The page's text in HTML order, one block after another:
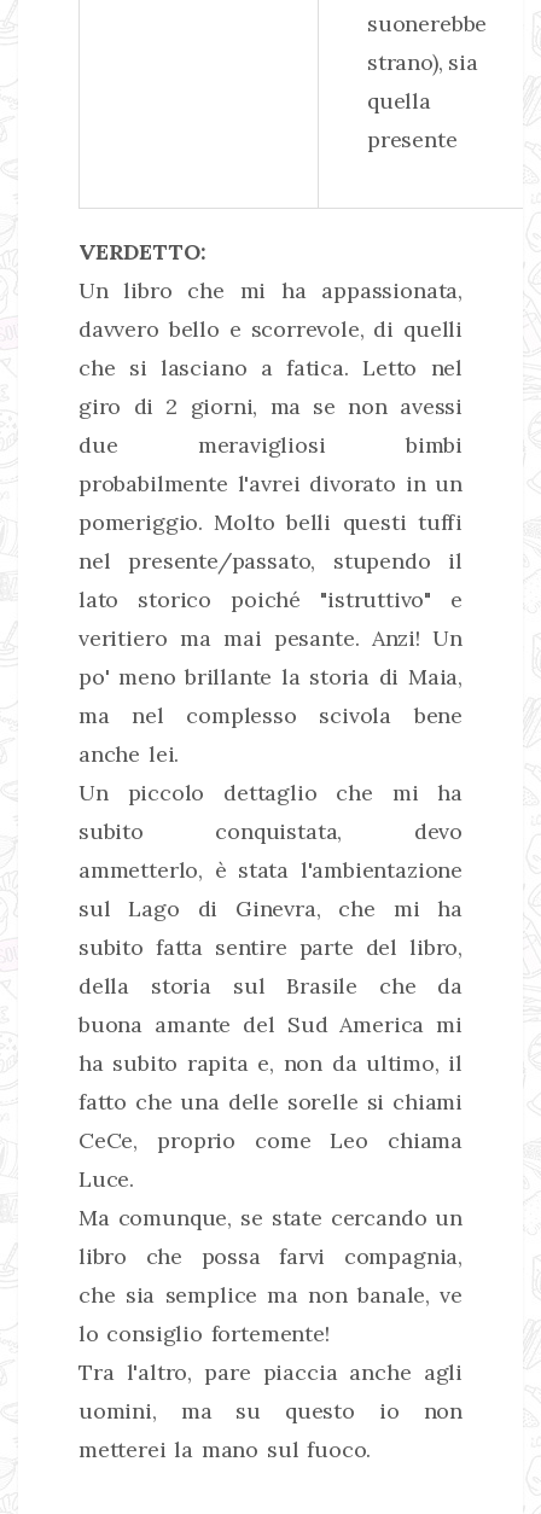
suonerebbe
strano), sia
quella
presente
VERDETTO:
Un libro che mi ha appassionata,
davvero bello e scorrevole, di quelli
che si lasciano a fatica. Letto nel
giro di 2 giorni, ma se non avessi
due meravigliosi bimbi
probabilmente l'avrei divorato in un
pomeriggio. Molto belli questi tuffi
nel presente/passato, stupendo il
lato storico poiché "istruttivo" e
veritiero ma mai pesante. Anzi! Un
po' meno brillante la storia di Maia,
ma nel complesso scivola bene
anche lei.
Un piccolo dettaglio che mi ha
subito conquistata, devo
ammetterlo, è stata l'ambientazione
sul Lago di Ginevra, che mi ha
subito fatta sentire parte del libro,
della storia sul Brasile che da
buona amante del Sud America mi
ha subito rapita e, non da ultimo, il
fatto che una delle sorelle si chiami
CeCe, proprio come Leo chiama
Luce.
Ma comunque, se state cercando un
libro che possa farvi compagnia,
che sia semplice ma non banale, ve
lo consiglio fortemente!
Tra l'altro, pare piaccia anche agli
uomini, ma su questo io non
metterei la mano sul fuoco.